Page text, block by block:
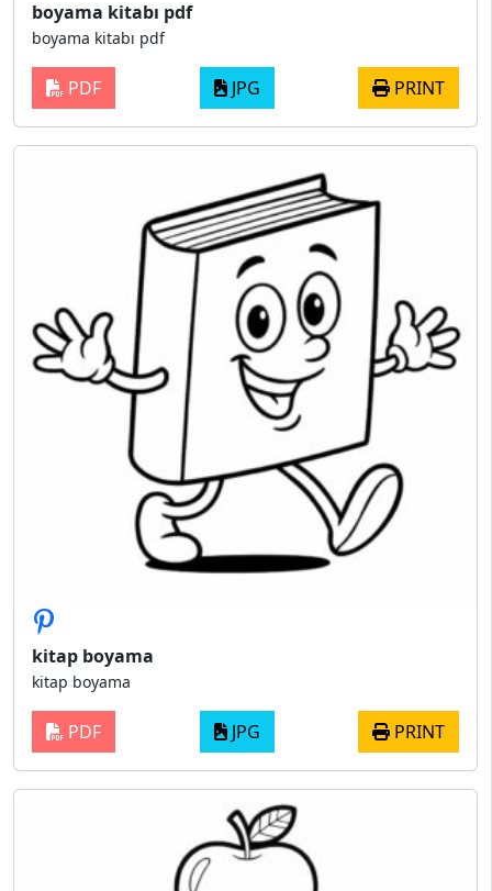
boyama kitabı pdf
boyama kitabı pdf
PDF JPG PRINT
kitap boyama
kitap boyama
PDF JPG PRINT